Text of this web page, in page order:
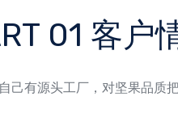
01 客户
己有源头工厂，对坚果品